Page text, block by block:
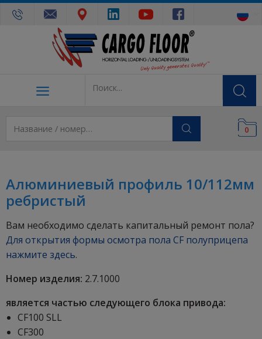
0
Алюминиевый профиль 10/112мм
ребристый
Вам необходимо сделать капитальный ремонт пола?
Для открытия формы осмотра пола CF полуприцепа
нажмите здесь.
Номер изделия: 2.7.1000
является частью следующего блока привода:
CF100 SLL
CF300